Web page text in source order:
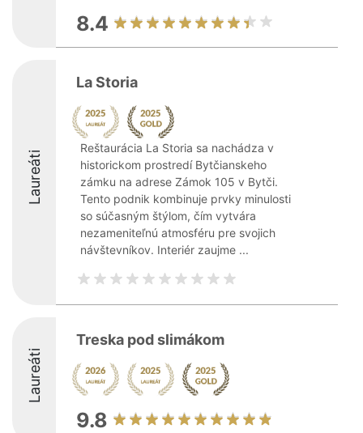
8.4
Laureáti
La Storia
Reštaurácia La Storia sa nachádza v
historickom prostredí Bytčianskeho
zámku na adrese Zámok 105 v Bytči.
Tento podnik kombinuje prvky minulosti
so súčasným štýlom, čím vytvára
nezameniteľnú atmosféru pre svojich
návštevníkov. Interiér zaujme ...
Laureáti
Treska pod slimákom
9.8